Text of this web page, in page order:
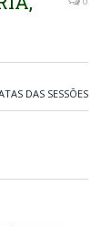
DAS SESSÕES